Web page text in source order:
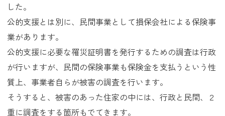
した。
公的支援とは別に、民間事業として損保会社による保険事
業があります。
公的支援に必要な罹災証明書を発行するための調査は行政
が行いますが、民間の保険事業も保険金を支払うという性
質上、事業者自らが被害の調査を行います。
そうすると、被害のあった住家の中には、行政と民間、２
重に調査をする箇所もでてきます。